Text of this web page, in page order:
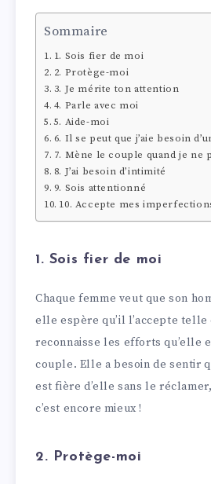
Sommaire
1. Sois fier de moi
2. Protège-moi
3. Je mérite ton attention
4. Parle avec moi
5. Aide-moi
6. Il se peut que j’aie besoin
7. Mène le couple quand je ne
8. J’ai besoin d’intimité
9. Sois attentionné
10. Accepte mes
1. Sois fier de moi
Chaque femme veut que son
elle espère qu’il l’accepte telle
reconnaisse les efforts qu’elle
couple. Elle a besoin de sentir
est fière d’elle sans le
c’est encore mieux !
2. Protège-moi